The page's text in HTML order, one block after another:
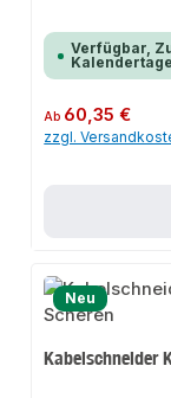
Verfügbar,
Regulärer Preis:
Ab 60,35 €
zzgl.
Neu
Kabelschneider